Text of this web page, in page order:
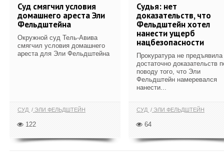
Суд смягчил условия
домашнего ареста Эли
Фельдштейна
Окружной суд Тель-Авива
смягчил условия домашнего
ареста для Эли Фельдштейна
СУД ЭЛИ ФЕЛЬДШТЕЙН
122
Судья: нет
доказательств, что
Фельдштейн хотел
нанести ущерб
нацбезопасности
Прокуратура не предъявила
достаточно доказательств
поводу того, что Эли
Фельдштейн намеревался
нанести...
СУД ЭЛИ ФЕЛЬДШТЕЙН
64